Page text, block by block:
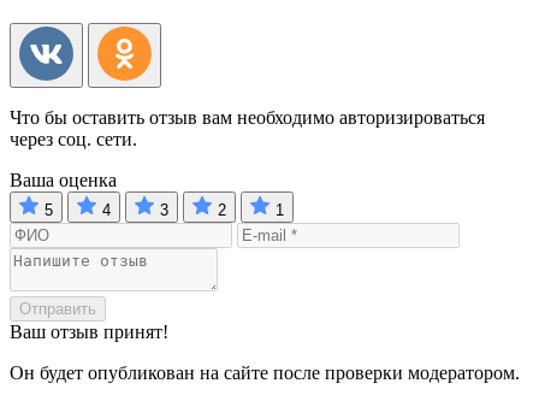
Что бы оставить отзыв вам необходимо авторизироваться
через соц. сети.
Ваша оценка
5 4 3 2 1
Отправить
Ваш отзыв принят!
Он будет опубликован на сайте после проверки модератором.